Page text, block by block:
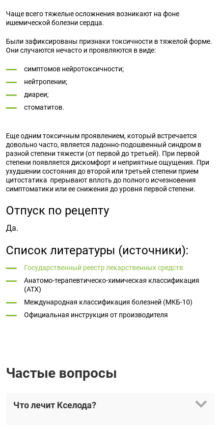
Чаще всего тяжелые осложнения возникают на фоне
ишемической болезни сердца.
Были зафиксированы признаки токсичности в тяжелой форме.
Они случаются нечасто и проявляются в виде:
симптомов нейротоксичности;
нейтропении;
диареи;
стоматитов.
Еще одним токсичным проявлением, который встречается
довольно часто, является ладонно-подошвенный синдром в
разной степени тяжести (от первой до третьей). При первой
степени появляется дискомфорт и неприятные ощущения. При
ухудшении состояния до второй или третьей степени прием
цитостатика прерывают вплоть до полного исчезновения
симптоматики или ее снижения до уровня первой степени.
Отпуск по рецепту
Да.
Список литературы (источники):
Государственный реестр лекарственных средств
Анатомо-терапевтическо-химическая классификация
(ATX)
Международная классификация болезней (МКБ-10)
Официальная инструкция от производителя
Частые вопросы
Что лечит Кселода?